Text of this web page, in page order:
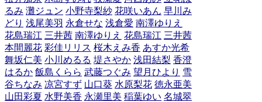
るみ 灘ジュン 小野寺梨紗 花咲いあん 早川み
どり 浅尾美羽 永倉せな 浅倉愛 南澤ゆりえ
花島瑞江 三井茜 南澤ゆりえ 花島瑞江 三井茜
本間麗花 彩佳リリス 桜木えみ香 あすか光希
舞坂仁美 小川めるる 堤さやか 浅田結梨 香澄
はるか 飯島くらら 武藤つぐみ 望月ひより 雪
谷ちなみ 凉宮すず 山口葵 水原梨花 徳永亜美
山田彩夏 水野美香 永瀬里美 稲葉ゆい 名城翠